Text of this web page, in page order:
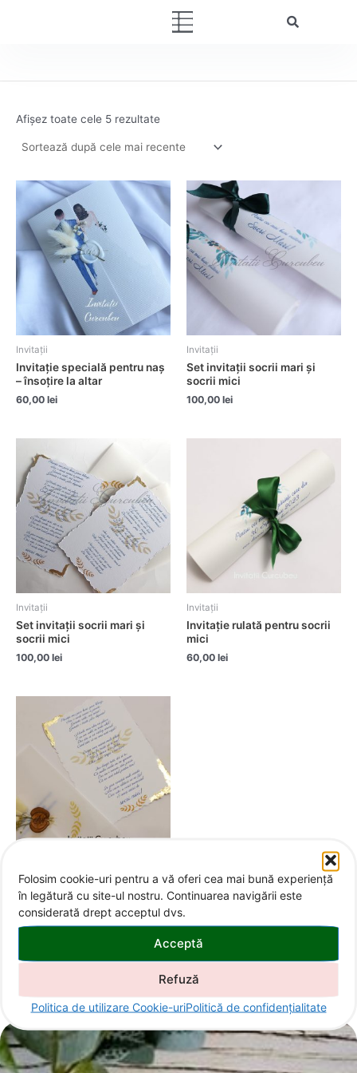
Folosim cookie-uri pentru a vă oferi cea mai bună experiență
în legătură cu site-ul nostru. Continuarea navigării este
considerată drept acceptul dvs.
Acceptă
Refuză
Politica de utilizare Cookie-uriPolitică de confidențialitate
Menu
Afișez toate cele 5 rezultate
după
cele
mai
Invitații
Invitație specială pentru naș
– însoțire la altar
60,00 lei
Invitații
Set invitații socrii mari și
socrii mici
100,00 lei
Invitații
Set invitații socrii mari și
socrii mici
100,00 lei
Invitații
Invitație rulată pentru socrii
mici
60,00 lei
Invitație specială pentru
socrii mici
60,00lei